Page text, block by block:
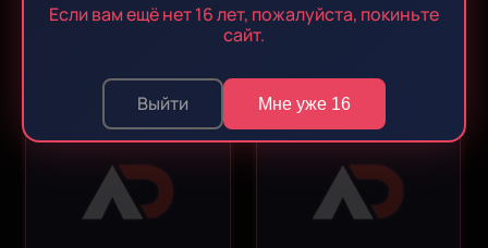
Если вам ещё нет 16 лет, пожалуйста, покиньте
сайт.
Выйти Мне уже 16
Эпизод 79 Эпизод 80